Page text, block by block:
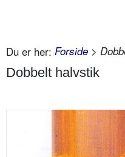
Du er her: Forside >
Dobbelt halvstik